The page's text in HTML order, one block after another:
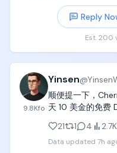
- 计算机基础教
Programmers
- 可以陪伴到50岁
of Computer
记住，党哥没看
最多，其他两本进
如果激发了巨大的
Reply
Est. 200
9.8Kfo
Yinsen@
顺便提一下，
天 10 美金的免费
21
1 4 2.7K
Data updated 7h